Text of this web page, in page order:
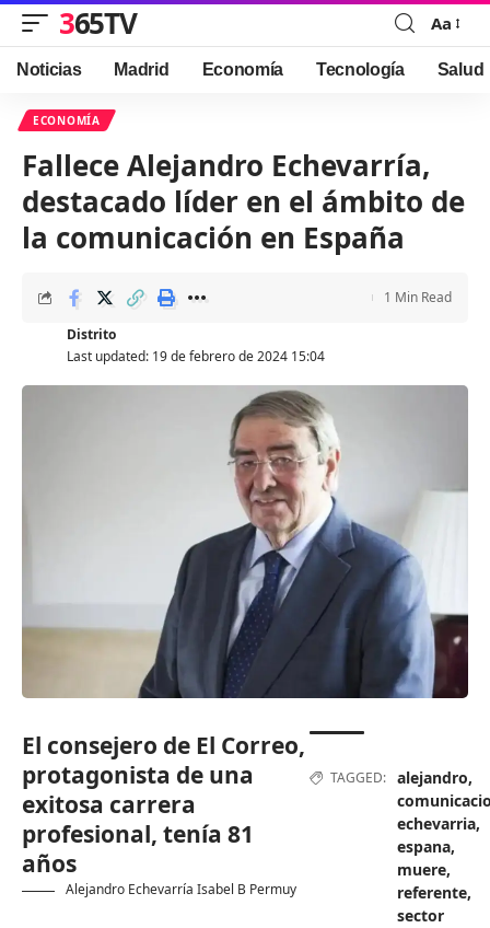
365TV
Font
Resizer
Aa
Noticias Madrid Economía Tecnología Salud
ECONOMÍA
Fallece Alejandro Echevarría,
destacado líder en el ámbito de
la comunicación en España
Last updated: 19 de febrero de 2024 15:04
Distrito
1 Min Read
El consejero de El Correo,
protagonista de una
exitosa carrera
profesional, tenía 81
años
Alejandro Echevarría Isabel B Permuy
TAGGED: alejandro,
echevarria,
espana,
muere,
referente,
sector